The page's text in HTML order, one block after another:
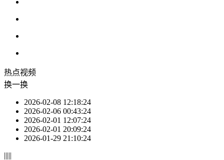
热点视频
换一换
2026-02-08 12:18:24
2026-02-06 00:43:24
2026-02-01 12:07:24
2026-02-01 20:09:24
2026-01-29 21:10:24
|||||